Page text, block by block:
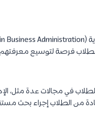
فرصة لتوسيع
في مجالات عدة مثل،
من الطلاب إجراء بحث